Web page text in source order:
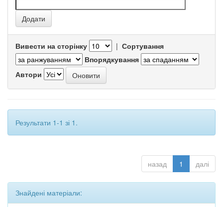
Вивести на сторінку | Сортування
Впорядкування
Автори
Результати 1-1 зі 1.
назад 1 далі
Знайдені матеріали: